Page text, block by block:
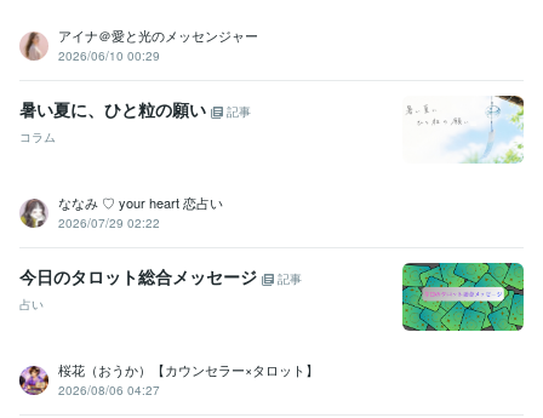
アイナ＠愛と光のメッセンジャー
2026/06/10 00:29
暑い夏に、ひと粒の願い
記事
コラム
ななみ ♡ your heart 恋占い
2026/07/29 02:22
今日のタロット総合メッセージ
記事
占い
桜花（おうか）【カウンセラー×タロット】
2026/08/06 04:27